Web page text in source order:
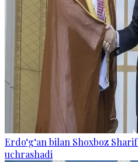
Erdo‘g‘an bilan Shoxboz
uchrashadi